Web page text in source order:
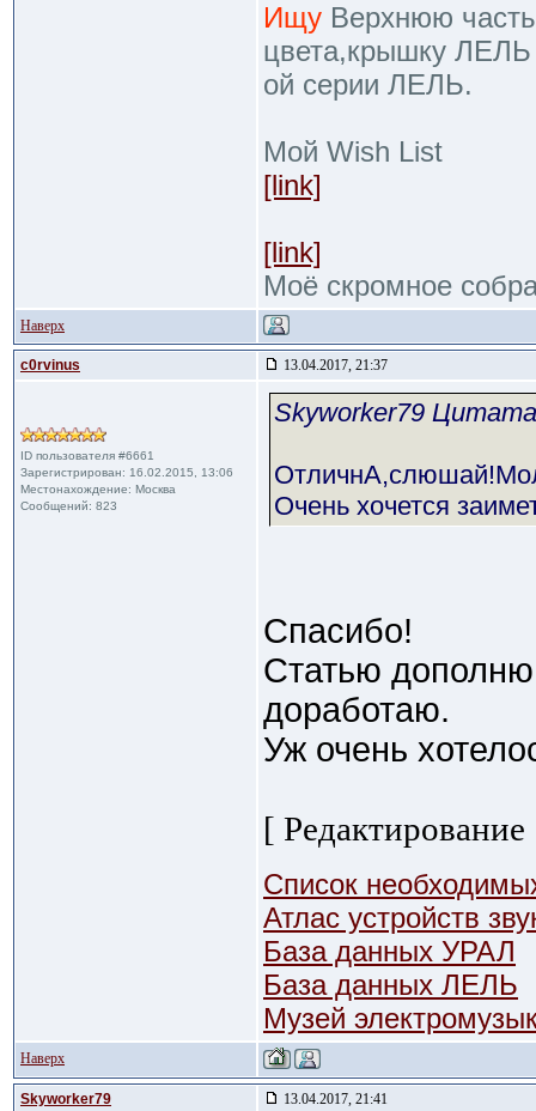
Ищу Верхнюю
цвета,крышку
ой серии ЛЕЛЬ.
Мой Wish List
[link]
[link]
Моё скромное
Наверх
c0rvinus 13.04.2017, 21:37
ID пользователя #6661
Зарегистрирован: 16.02.2015, 13:06
Местонахождение: Москва
Сообщений: 823
Skyworker79 Цитата
Очень хочется
Спасибо!
Статью
доработаю.
Уж очень
[
Список
Атлас устройств
База данных УРАЛ
База данных ЛЕЛЬ
Музей
Наверх
Skyworker79 13.04.2017, 21:41